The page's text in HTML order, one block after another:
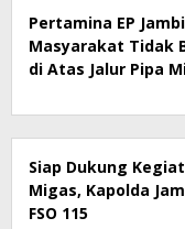
Pertamina EP
Masyarakat Tidak
di Atas Jalur Pipa
Siap Dukung
Migas, Kapolda
FSO 115